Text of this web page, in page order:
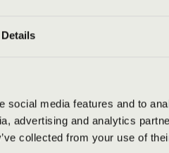
Details
media features and to
advertising and analytics
collected from your use of